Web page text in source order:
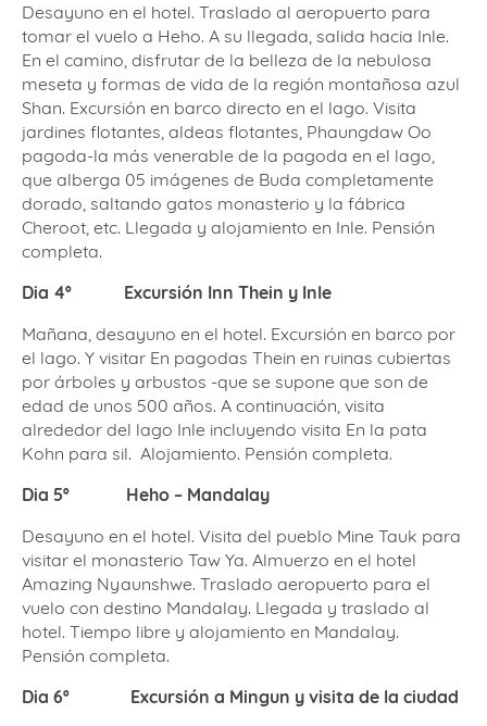
Desayuno en el hotel. Traslado al aeropuerto para
tomar el vuelo a Heho. A su llegada, salida hacia Inle.
En el camino, disfrutar de la belleza de la nebulosa
meseta y formas de vida de la región montañosa azul
Shan. Excursión en barco directo en el lago. Visita
jardines flotantes, aldeas flotantes, Phaungdaw Oo
pagoda-la más venerable de la pagoda en el lago,
que alberga 05 imágenes de Buda completamente
dorado, saltando gatos monasterio y la fábrica
Cheroot, etc. Llegada y alojamiento en Inle. Pensión
completa.
Dia 4º
Excursión Inn Thein y Inle
Mañana, desayuno en el hotel. Excursión en barco por
el lago. Y visitar En pagodas Thein en ruinas cubiertas
por árboles y arbustos -que se supone que son de
edad de unos 500 años. A continuación, visita
alrededor del lago Inle incluyendo visita En la pata
Kohn para sil. Alojamiento. Pensión completa.
Dia 5º
Heho – Mandalay
Desayuno en el hotel. Visita del pueblo Mine Tauk para
visitar el monasterio Taw Ya. Almuerzo en el hotel
Amazing Nyaunshwe. Traslado aeropuerto para el
vuelo con destino Mandalay. Llegada y traslado al
hotel. Tiempo libre y alojamiento en Mandalay.
Pensión completa.
Dia 6º
Excursión a Mingun y visita de la ciudad